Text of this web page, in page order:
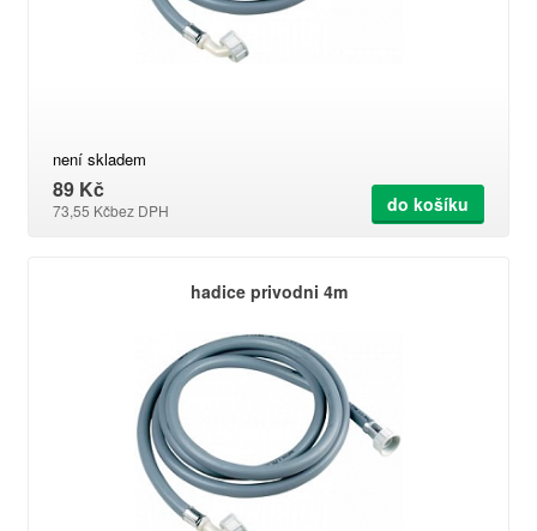
není skladem
89 Kč
73,55 Kčbez DPH do košíku
hadice privodni 4m